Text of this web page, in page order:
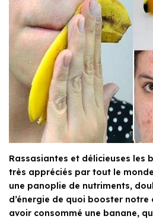
Rassasiantes et délicieuses les
très appréciés par tout le
une panoplie de nutriments,
d’énergie de quoi booster notre
avoir consommé une banane,